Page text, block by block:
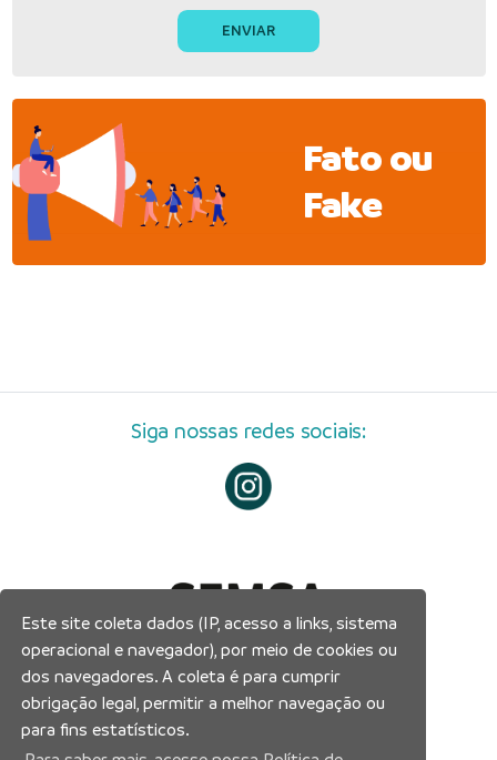
Fato ou
Fake
Siga nossas redes sociais:
Este site coleta dados (IP, acesso a links, sistema
operacional e navegador), por meio de cookies ou
dos navegadores. A coleta é para cumprir
obrigação legal, permitir a melhor navegação ou
para fins estatísticos.